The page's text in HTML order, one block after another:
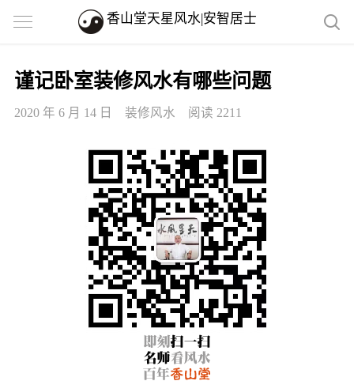
香山堂天星风水|安智居士
谨记卧室装修风水有哪些问题
2020 年 6 月 14 日 装修风水 阅读 2211